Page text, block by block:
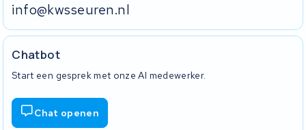
info@kwsseuren.nl
Chatbot
Start een gesprek met onze AI medewerker.
Chat openen